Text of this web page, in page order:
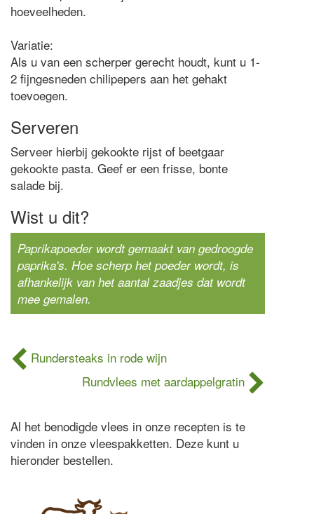
hoeveelheden.
Variatie:
Als u van een scherper gerecht houdt, kunt u 1-
2 fijngesneden chilipepers aan het gehakt
toevoegen.
Serveren
Serveer hierbij gekookte rijst of beetgaar
gekookte pasta. Geef er een frisse, bonte
salade bij.
Wist u dit?
Paprikapoeder wordt gemaakt van gedroogde
paprika's. Hoe scherp het poeder wordt, is
afhankelijk van het aantal zaadjes dat wordt
mee gemalen.
Rundersteaks in rode wijn
Rundvlees met aardappelgratin
Al het benodigde vlees in onze recepten is te
vinden in onze vleespakketten. Deze kunt u
hieronder bestellen.